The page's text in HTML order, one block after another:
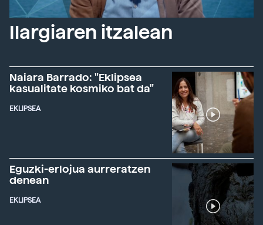
Ilargiaren itzalean
Naiara Barrado: "Eklipsea
kasualitate kosmiko bat da"
EKLIPSEA
Eguzki-erlojua aurreratzen
denean
EKLIPSEA